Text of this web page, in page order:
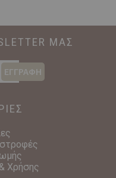
ΜΑΣ
ΕΓΓΡΑΦΗ
Χρήσης